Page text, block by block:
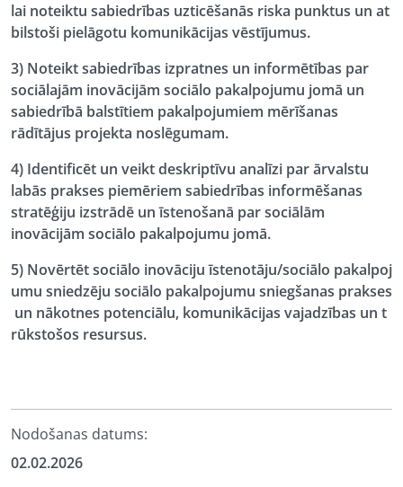
lai noteiktu sabiedrības uzticēšanās riska punktus un at
bilstoši pielāgotu komunikācijas vēstījumus.
3) Noteikt sabiedrības izpratnes un informētības par
sociālajām inovācijām sociālo pakalpojumu jomā un
sabiedrībā balstītiem pakalpojumiem mērīšanas
rādītājus projekta noslēgumam.
4) Identificēt un veikt deskriptīvu analīzi par ārvalstu
labās prakses piemēriem sabiedrības informēšanas
stratēģiju izstrādē un īstenošanā par sociālām
inovācijām sociālo pakalpojumu jomā.
5) Novērtēt sociālo inovāciju īstenotāju/sociālo pakalpoj
umu sniedzēju sociālo pakalpojumu sniegšanas prakses
un nākotnes potenciālu, komunikācijas vajadzības un t
rūkstošos resursus.
Nodošanas datums:
02.02.2026